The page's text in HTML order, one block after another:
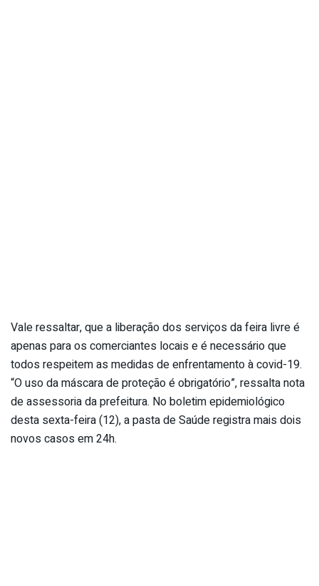
Vale ressaltar, que a liberação dos serviços da feira livre é
apenas para os comerciantes locais e é necessário que
todos respeitem as medidas de enfrentamento à covid-19.
“O uso da máscara de proteção é obrigatório”, ressalta nota
de assessoria da prefeitura. No boletim epidemiológico
desta sexta-feira (12), a pasta de Saúde registra mais dois
novos casos em 24h.